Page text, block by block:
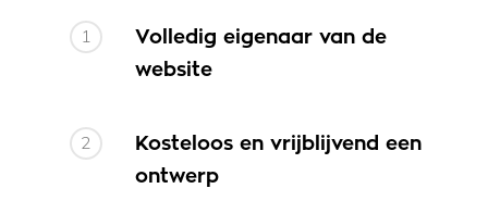
1
Volledig eigenaar van de
website
2
Kosteloos en vrijblijvend een
ontwerp